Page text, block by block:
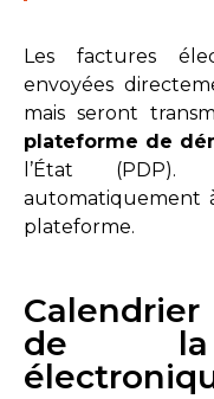
Les factures
envoyées
mais seront
plateforme de
l’État (PDP).
automatiquement
plateforme.
de la